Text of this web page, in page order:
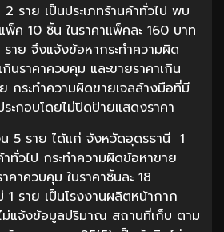
ราย เป็นประเภทร้านค้าทั่วไป พบ
ค 10 ชิ้น ในราคาแพ็คละ 160 บาท
ราย จึงแจ้งข้อหากระทำความผิด
นราคาควบคุม และขายราคาเกิน
กระทำความผิดขายเจลล้างมือที่มี
ะกอบโดยไม่ปิดป้ายแสดงราคา
5 ราย ได้แก่ จังหวัดอุดรธานี 1
าทั่วไป กระทำความผิดข้อหาขาย
คาควบคุม ในราคาชิ้นละ 18
1 ราย เป็นโรงงานผลิตหน้ากาก
แจ้งข้อมูลปริมาณ สถานที่เก็บ ตาม